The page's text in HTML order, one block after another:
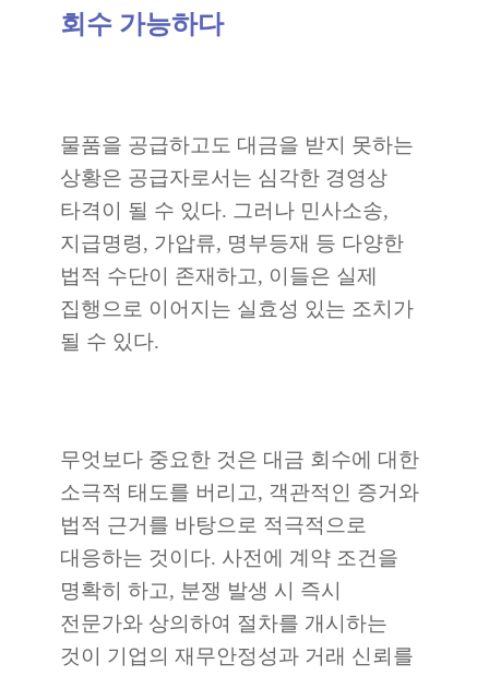
회수 가능하다
물품을 공급하고도 대금을 받지 못하는
상황은 공급자로서는 심각한 경영상
타격이 될 수 있다. 그러나 민사소송,
지급명령, 가압류, 명부등재 등 다양한
법적 수단이 존재하고, 이들은 실제
집행으로 이어지는 실효성 있는 조치가
될 수 있다.
무엇보다 중요한 것은 대금 회수에 대한
소극적 태도를 버리고, 객관적인 증거와
법적 근거를 바탕으로 적극적으로
대응하는 것이다. 사전에 계약 조건을
명확히 하고, 분쟁 발생 시 즉시
전문가와 상의하여 절차를 개시하는
것이 기업의 재무안정성과 거래 신뢰를